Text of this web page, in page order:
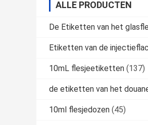
ALLE PRODUCTEN
De Etiketten van het
Etiketten van de
10mL flesjeetiketten (137)
de etiketten van het
10ml flesjedozen (45)